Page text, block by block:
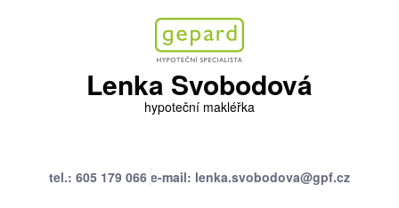
Lenka Svobodová
hypoteční makléřka
tel.: 605 179 066 e-mail: lenka.svobodova@gpf.cz